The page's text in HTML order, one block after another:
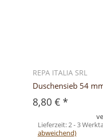
REPA ITALIA SRL
Duschensieb 54
8,80 € *
Lieferzeit:2 - 3
abweichend)